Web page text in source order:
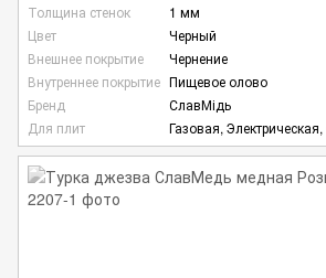
Толщина стенок
1 мм
Цвет
Черный
Внешнее покрытие
Чернение
Внутреннее покрытие Пищевое олово
Бренд
СлавМідь
Для плит
Газовая,